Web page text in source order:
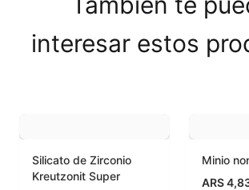
Esmaltes para porcelana (1230ºC -
Granillas (970ºC-1020ºC)
interesar estos
Silicato de Zirconio
Kreutzonit Super
Minio
ARS